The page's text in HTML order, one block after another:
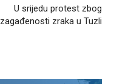
U srijedu protest zbog
zagađenosti zraka u Tuzli